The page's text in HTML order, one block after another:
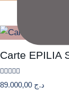
Carte EPILIA
5.00
د.ج